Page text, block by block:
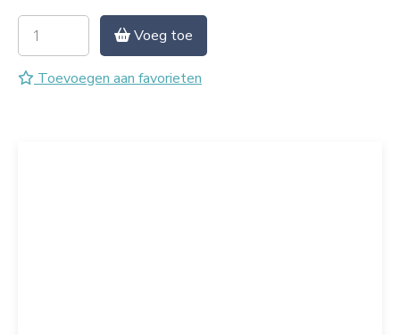
Voeg toe
Toevoegen aan favorieten